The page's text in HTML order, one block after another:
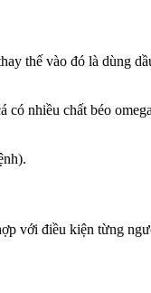
thế vào đó là dùng
nhiều chất béo
với điều kiện từng